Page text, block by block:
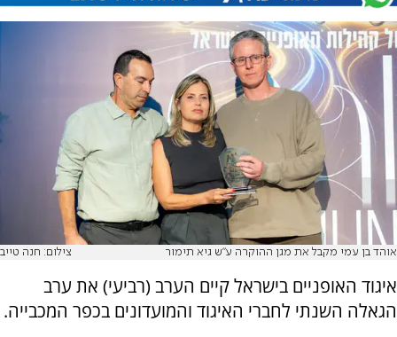
אוהד בן עמי מקבל את מגן ההוקרה ע"ש גיא תימור צילום: חנה טייב
איגוד האופניים בישראל קיים הערב (רביעי) את ערב
הגאלה השנתי לחברי האיגוד והמועדונים בכפר המכבייה.